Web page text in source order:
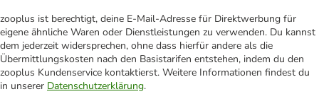
zooplus ist berechtigt, deine E-Mail-Adresse für Direktwerbung für
eigene ähnliche Waren oder Dienstleistungen zu verwenden. Du kannst
dem jederzeit widersprechen, ohne dass hierfür andere als die
Übermittlungskosten nach den Basistarifen entstehen, indem du den
zooplus Kundenservice kontaktierst. Weitere Informationen findest du
in unserer Datenschutzerklärung.